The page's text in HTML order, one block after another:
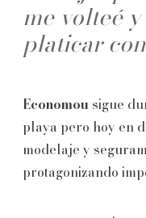
me volteé
platicar
Economou sigue
playa pero hoy en
modelaje y
protagonizando